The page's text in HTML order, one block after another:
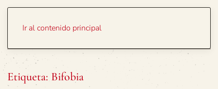
Ir al contenido principal
Etiqueta: Bifobia